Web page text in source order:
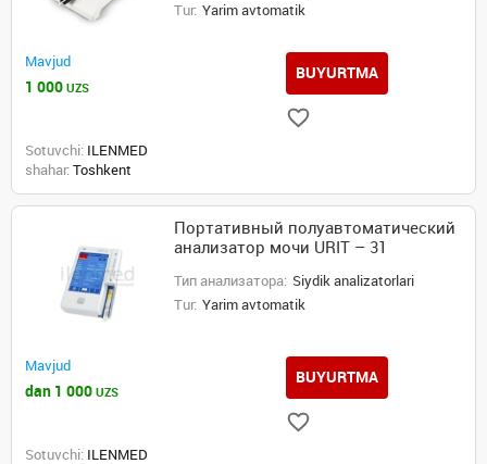
Tur: Yarim avtomatik
Mavjud
1 000 UZS
BUYURTMA
Sotuvchi: ILENMED
shahar: Toshkent
Портативный полуавтоматический
анализатор мочи URIT – 31
Тип анализатора: Siydik analizatorlari
Tur: Yarim avtomatik
Mavjud
dan 1 000 UZS
BUYURTMA
Sotuvchi: ILENMED